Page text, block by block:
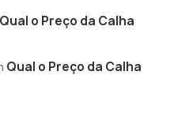
Qual o Preço da Calha
Qual o Preço da Calha